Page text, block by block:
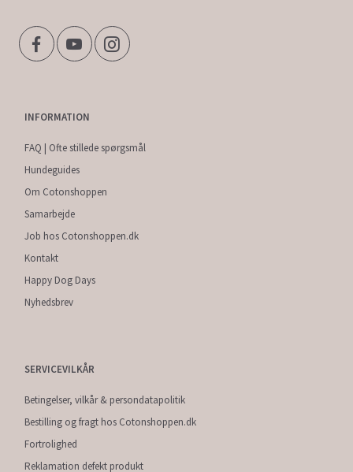
INFORMATION
FAQ | Ofte stillede spørgsmål
Hundeguides
Om Cotonshoppen
Samarbejde
Job hos Cotonshoppen.dk
Kontakt
Happy Dog Days
Nyhedsbrev
SERVICEVILKÅR
Betingelser, vilkår & persondatapolitik
Bestilling og fragt hos Cotonshoppen.dk
Fortrolighed
Reklamation defekt produkt